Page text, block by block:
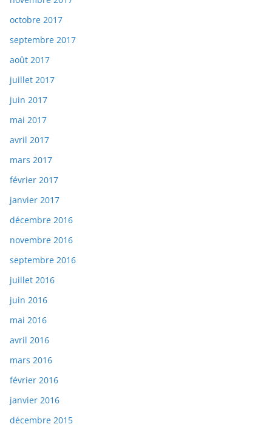
octobre 2017
septembre 2017
août 2017
juillet 2017
juin 2017
mai 2017
avril 2017
mars 2017
février 2017
janvier 2017
décembre 2016
novembre 2016
septembre 2016
juillet 2016
juin 2016
mai 2016
avril 2016
mars 2016
février 2016
janvier 2016
décembre 2015